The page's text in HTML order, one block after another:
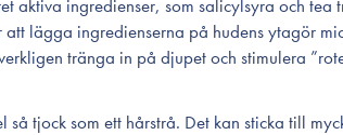
aktiva ingredienser, som salicylsyra och tea
lägga ingredienserna på hudens ytagör
tränga in på djupet och stimulera
tjock som ett hårstrå. Det kan sticka till